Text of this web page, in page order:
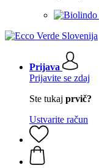
Prijava
Prijavite se zdaj
Ste tukaj prvič?
Ustvarite račun